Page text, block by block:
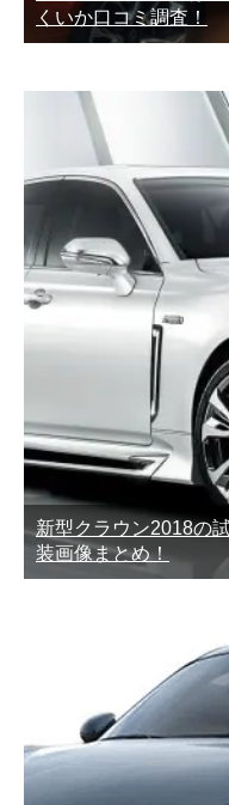
くいか口コミ調査！
新型クラウン2018の
装画像まとめ！